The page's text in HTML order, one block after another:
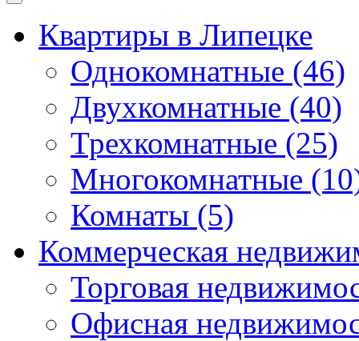
Квартиры в Липецке
Однокомнатные (46)
Двухкомнатные (40)
Трехкомнатные (25)
Многокомнатные
Комнаты (5)
Коммерческая
Торговая
Офисная